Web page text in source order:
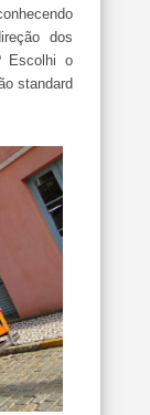
dos
Escolhi o
standard